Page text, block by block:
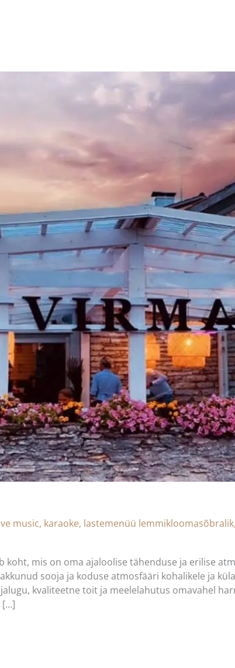
music, karaoke, lastemenüü lemmikloomasõbralik,
koht, mis on oma ajaloolise tähenduse ja erilise
sooja ja koduse atmosfääri kohalikele ja
kvaliteetne toit ja meelelahutus omavahel
[…]